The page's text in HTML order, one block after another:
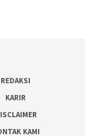
REDAKSI
KARIR
KAMI